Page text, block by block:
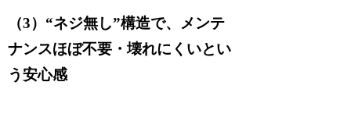
（3）“ネジ無し”構造で、メンテ
ナンスほぼ不要・壊れにくいとい
う安心感